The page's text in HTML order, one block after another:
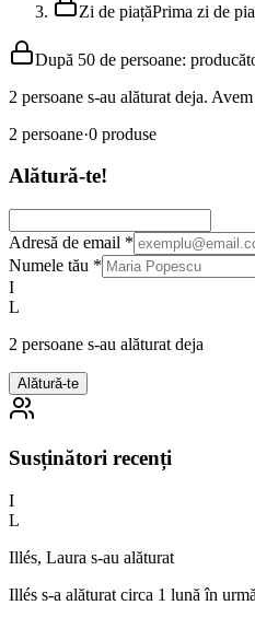
Zi de piațăPrima zi de
După 50 de persoane:
2 persoane s-au alăturat deja.
2 persoane·0 produse
Alătură-te!
Adresă de email *
Numele tău *
I
L
2 persoane s-au alăturat deja
Alătură-te
Susținători recenți
I
L
Illés, Laura s-au alăturat
Illés s-a alăturat circa 1 lună în urmă